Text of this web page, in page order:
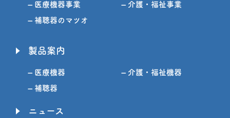
– 医療機器事業 – 介護・福祉事業
– 補聴器のマツオ
製品案内
– 医療機器 – 介護・福祉機器
– 補聴器
ニュース